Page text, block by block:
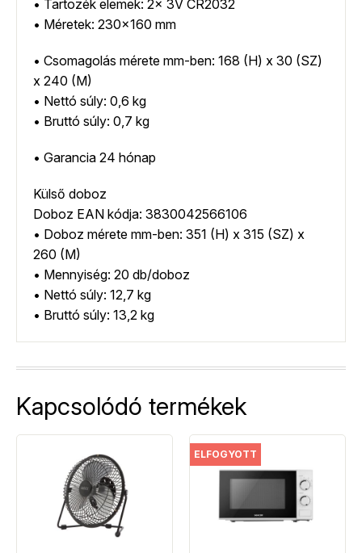
• Tartozék elemek: 2x 3V CR2032
• Méretek: 230×160 mm
• Csomagolás mérete mm-ben: 168 (H) x 30 (SZ)
x 240 (M)
• Nettó súly: 0,6 kg
• Bruttó súly: 0,7 kg
• Garancia 24 hónap
Külső doboz
Doboz EAN kódja: 3830042566106
• Doboz mérete mm-ben: 351 (H) x 315 (SZ) x
260 (M)
• Mennyiség: 20 db/doboz
• Nettó súly: 12,7 kg
• Bruttó súly: 13,2 kg
Kapcsolódó termékek
ELFOGYOTT